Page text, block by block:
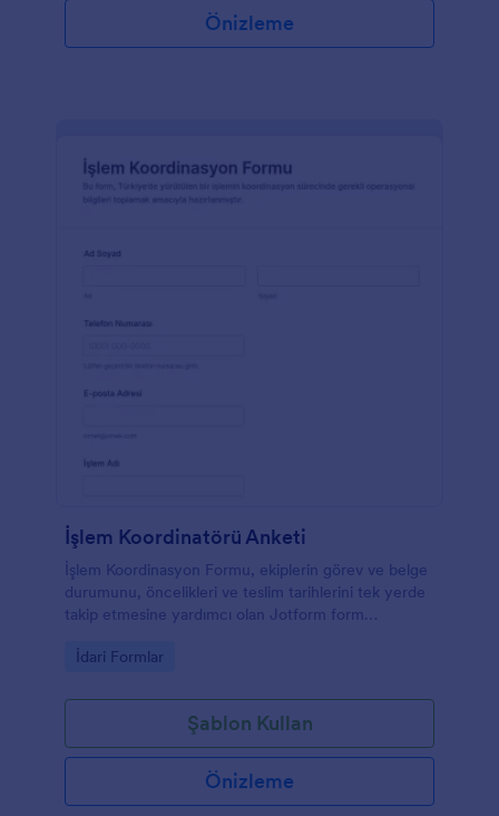
Önizleme
İşlem Koordinatörü Anketi
İşlem Koordinasyon Formu, ekiplerin görev ve belge
durumunu, öncelikleri ve teslim tarihlerini tek yerde
takip etmesine yardımcı olan Jotform form
Go to Category:
İdari Formlar
Şablon Kullan
Önizleme